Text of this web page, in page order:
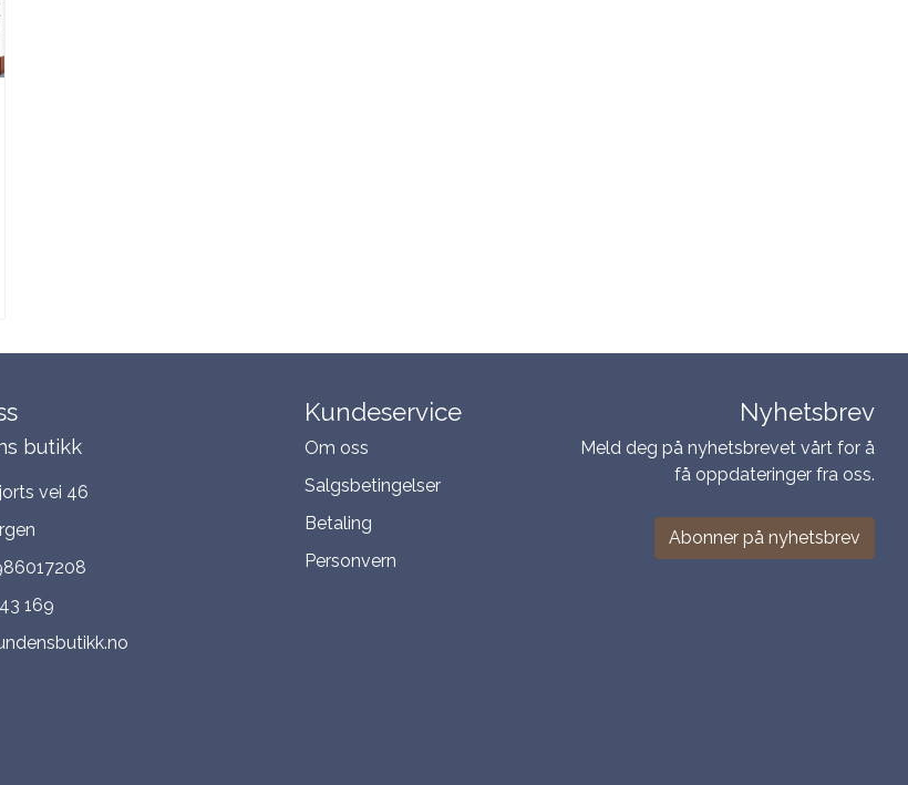
butikk
vei 46
169
Kundeservice
Om oss
Salgsbetingelser
Betaling
Personvern
Nyhetsbrev
Meld deg på nyhetsbrevet vårt for å
få oppdateringer fra oss.
Abonner på nyhetsbrev